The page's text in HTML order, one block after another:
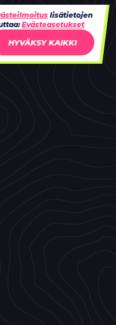
lisätietojen
Evästeasetukset
HYVÄKSY KAIKKI